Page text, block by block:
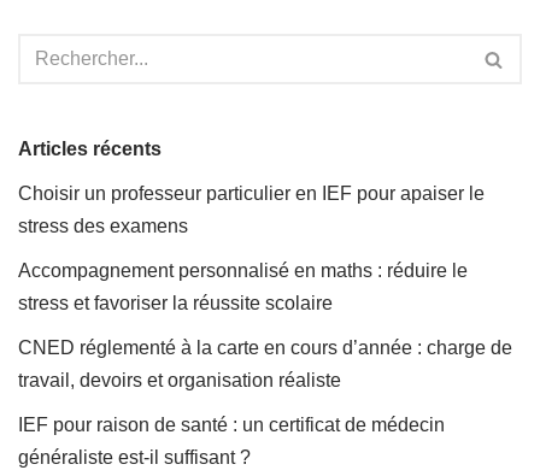
Articles récents
Choisir un professeur particulier en IEF pour apaiser le
stress des examens
Accompagnement personnalisé en maths : réduire le
stress et favoriser la réussite scolaire
CNED réglementé à la carte en cours d’année : charge de
travail, devoirs et organisation réaliste
IEF pour raison de santé : un certificat de médecin
généraliste est-il suffisant ?